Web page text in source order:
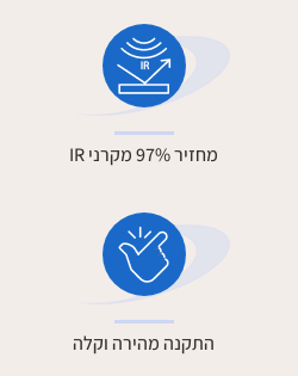
מחזיר 97% מקרני IR
התקנה מהירה וקלה